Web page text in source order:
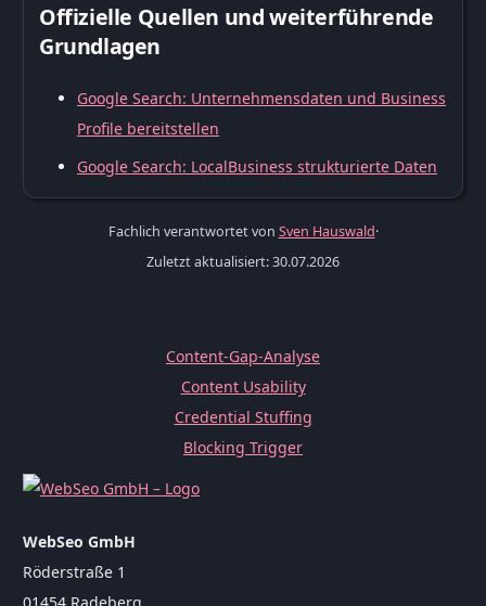
Offizielle Quellen und weiterführende
Grundlagen
Google Search: Unternehmensdaten und Business
Profile bereitstellen
Google Search: LocalBusiness strukturierte Daten
Fachlich verantwortet von Sven Hauswald·
Zuletzt aktualisiert: 30.07.2026
Content-Gap-Analyse
Content Usability
Credential Stuffing
Blocking Trigger
WebSeo GmbH
Röderstraße 1